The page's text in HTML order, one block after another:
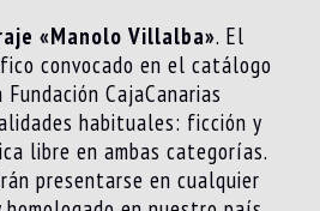
«Manolo Villalba». El
convocado en el catálogo
CajaCanarias
habituales: ficción y
libre en ambas categorías.
presentarse en cualquier